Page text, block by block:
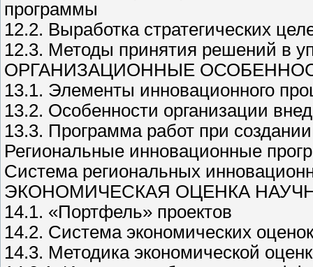
программы
12.2. Выработка стратегических
12.3. Методы принятия решений в
ОРГАНИЗАЦИОННЫЕ
13.1. Элементы инновационного
13.2. Особенности организации
13.3. Программа работ при
Региональные инновационные
Система региональных
ЭКОНОМИЧЕСКАЯ ОЦЕНКА
14.1. «Портфель» проектов
14.2. Система экономических
14.3. Методика экономической